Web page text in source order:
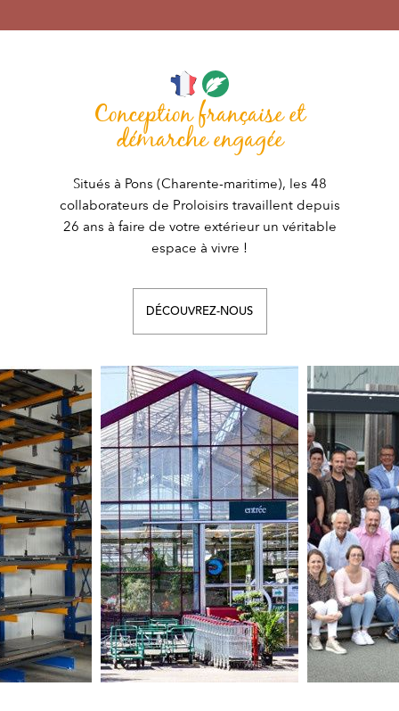
Conception française et
démarche engagée
Situés à Pons (Charente-maritime), les 48
collaborateurs de Proloisirs travaillent depuis
26 ans à faire de votre extérieur un véritable
espace à vivre !
DÉCOUVREZ-NOUS